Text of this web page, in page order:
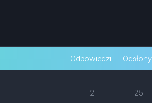
Odpowiedzi Odsłony
2 25